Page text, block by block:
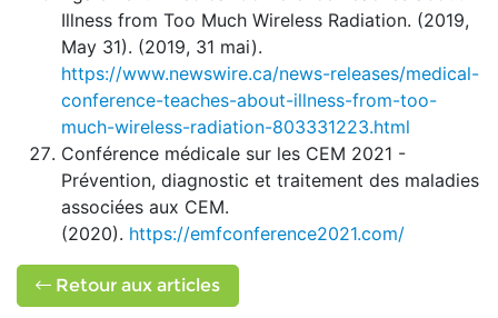
Illness from Too Much Wireless Radiation. (2019,
May 31). (2019, 31 mai).
https://www.newswire.ca/news-releases/medical-
conference-teaches-about-illness-from-too-
much-wireless-radiation-803331223.html
Conférence médicale sur les CEM 2021 -
Prévention, diagnostic et traitement des maladies
associées aux CEM.
(2020). https://emfconference2021.com/
Retour aux articles